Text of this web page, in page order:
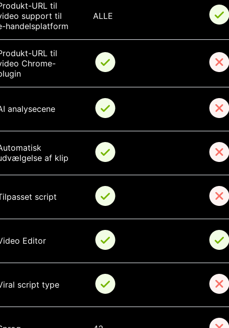
URL til
support til
handelsplatform
ALLE
URL til
Chrome-
analysecene
af klip
script
Editor
script type